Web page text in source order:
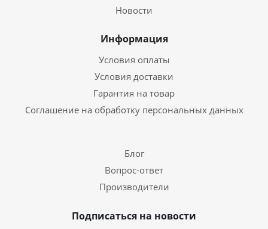
Новости
Информация
Условия оплаты
Условия доставки
Гарантия на товар
Соглашение на обработку персональных данных
Блог
Вопрос-ответ
Производители
Подписаться на новости